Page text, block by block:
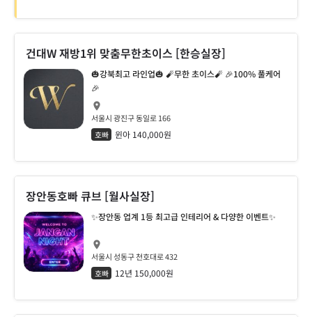
건대W 재방1위 맞춤무한초이스 [한승실장]
🎃강북최고 라인업🎃 🧨무한 초이스🧨 🎉100% 풀케어
🎉
서울시 광진구 동일로 166
호빠 윈아 140,000원
장안동호빠 큐브 [월사실장]
✨장안동 업계 1등 최고급 인테리어 & 다양한 이벤트✨
서울시 성동구 천호대로 432
호빠
12년 150,000원